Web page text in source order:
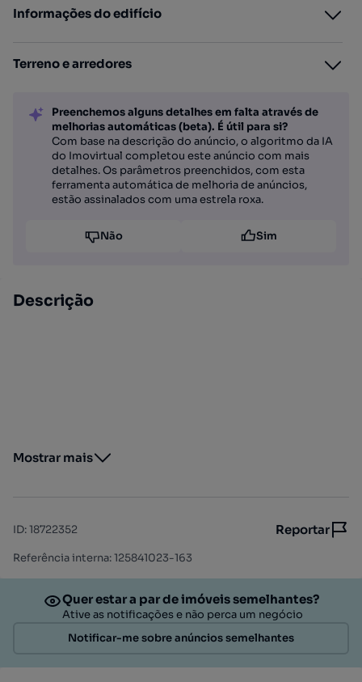
Informações do edifício
Terreno e arredores
Preenchemos alguns detalhes em falta através de
melhorias automáticas (beta). É útil para si?
Com base na descrição do anúncio, o algoritmo da IA
do Imovirtual completou este anúncio com mais
detalhes. Os parâmetros preenchidos, com esta
ferramenta automática de melhoria de anúncios,
estão assinalados com uma estrela roxa.
Não Sim
Descrição
Mostrar mais
ID:18722352 Reportar
Referência interna: 125841023-163
Quer estar a par de imóveis semelhantes?
Ative as notificações e não perca um negócio
Notificar-me sobre anúncios semelhantes